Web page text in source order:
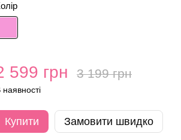
599 грн 3 199 грн
наявності
Купити Замовити швидко